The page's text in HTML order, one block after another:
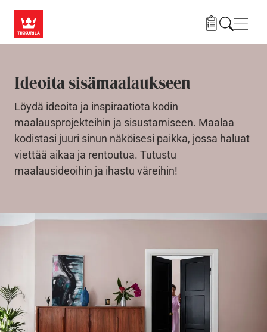
Ideoita sisämaalaukseen
Löydä ideoita ja inspiraatiota kodin
maalausprojekteihin ja sisustamiseen. Maalaa
kodistasi juuri sinun näköisesi paikka, jossa haluat
viettää aikaa ja rentoutua. Tutustu
maalausideoihin ja ihastu väreihin!